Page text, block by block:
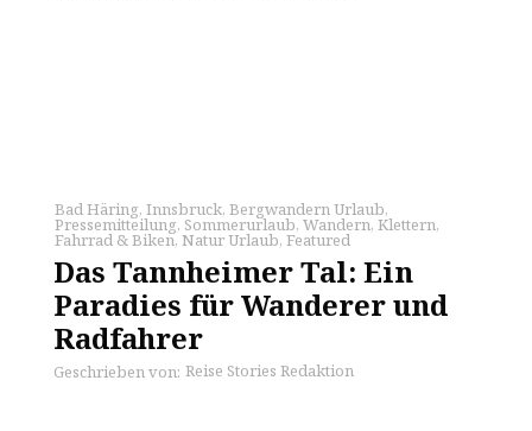
Bad Häring, Innsbruck, Bergwandern Urlaub,
Pressemitteilung, Sommerurlaub, Wandern, Klettern,
Fahrrad & Biken, Natur Urlaub, Featured
Das Tannheimer Tal: Ein
Paradies für Wanderer und
Radfahrer
Geschrieben von: Reise Stories Redaktion